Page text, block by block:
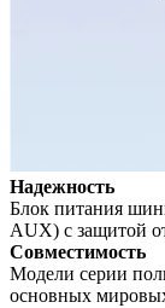
Надежность
Блок питания
AUX) с защитой
Совместимость
Модели серии
основных